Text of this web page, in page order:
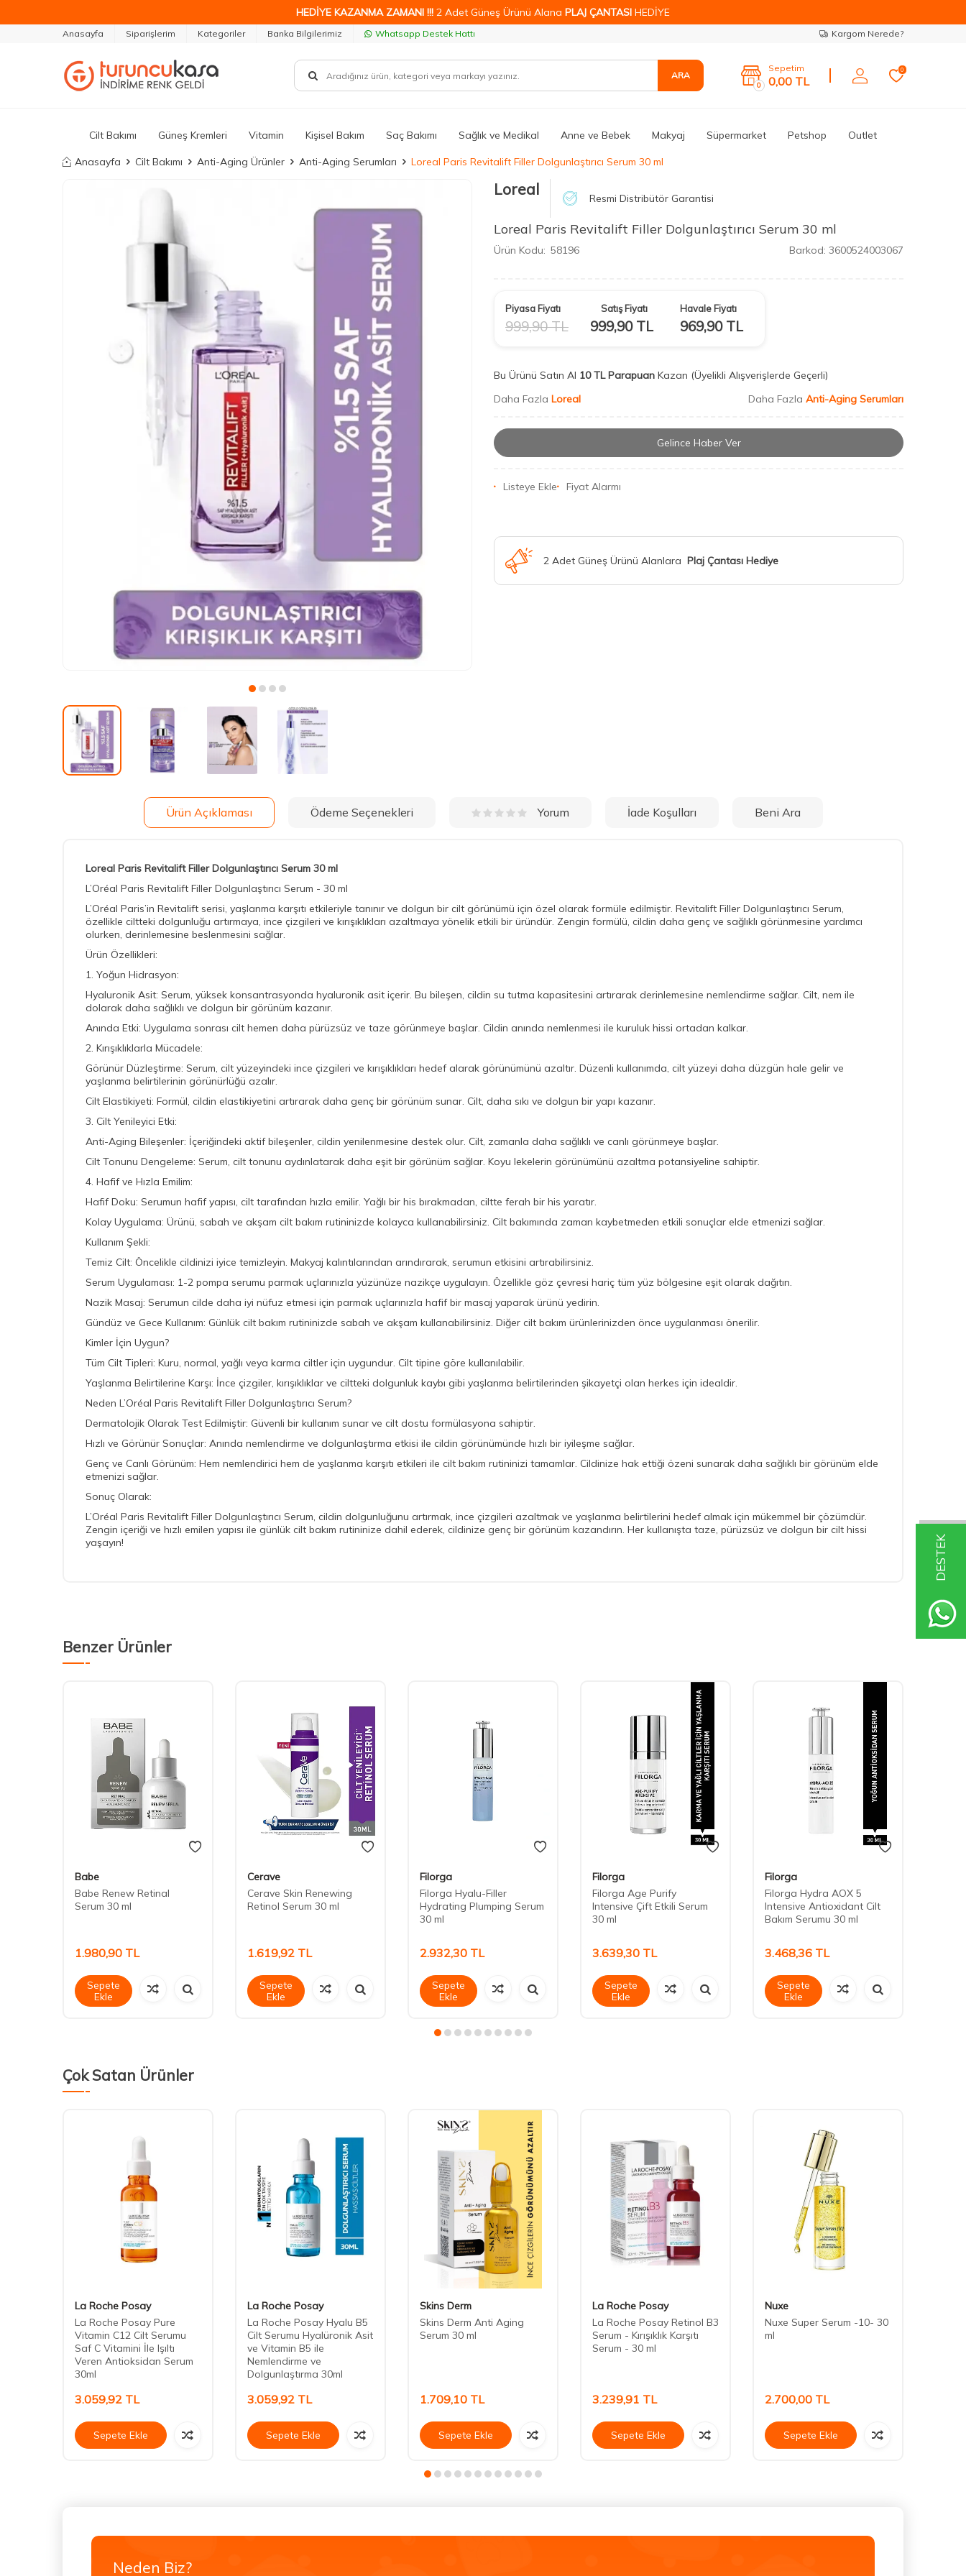
DESTEK
HEDİYE KAZANMA ZAMANI !!! 2 Adet Güneş Ürünü Alana PLAJ ÇANTASI HEDİYE
Anasayfa Siparişlerim Kategoriler Banka Bilgilerimiz Whatsapp Destek Hattı Kargom Nerede?
ARA
0
Sepetim
0,00 TL
0
Cilt Bakımı Güneş Kremleri Vitamin Kişisel Bakım Saç Bakımı Sağlık ve Medikal Anne ve Bebek Makyaj Süpermarket Petshop Outlet
Anasayfa Cilt Bakımı Anti-Aging Ürünler Anti-Aging Serumları Loreal Paris Revitalift Filler Dolgunlaştırıcı Serum 30 ml
Loreal Resmi Distribütör Garantisi
Loreal Paris Revitalift Filler Dolgunlaştırıcı Serum 30 ml
Ürün Kodu: 58196 Barkod: 3600524003067
Piyasa Fiyatı
999,90TL
Satış Fiyatı
999,90TL
Havale Fiyatı
969,90TL
Bu Ürünü Satın Al 10 TL Parapuan Kazan (Üyelikli Alışverişlerde Geçerli)
Daha Fazla Loreal Daha Fazla Anti-Aging Serumları
Gelince Haber Ver
Listeye Ekle Fiyat Alarmı
2 Adet Güneş Ürünü Alanlara Plaj Çantası Hediye
Ürün Açıklaması Ödeme Seçenekleri Yorum İade Koşulları Beni Ara
Loreal Paris Revitalift Filler Dolgunlaştırıcı Serum 30 ml
L’Oréal Paris Revitalift Filler Dolgunlaştırıcı Serum - 30 ml
L’Oréal Paris’in Revitalift serisi, yaşlanma karşıtı etkileriyle tanınır ve dolgun bir cilt görünümü için özel olarak formüle edilmiştir. Revitalift Filler Dolgunlaştırıcı Serum,
özellikle ciltteki dolgunluğu artırmaya, ince çizgileri ve kırışıklıkları azaltmaya yönelik etkili bir üründür. Zengin formülü, cildin daha genç ve sağlıklı görünmesine yardımcı
olurken, derinlemesine beslenmesini sağlar.
Ürün Özellikleri:
1. Yoğun Hidrasyon:
Hyaluronik Asit: Serum, yüksek konsantrasyonda hyaluronik asit içerir. Bu bileşen, cildin su tutma kapasitesini artırarak derinlemesine nemlendirme sağlar. Cilt, nem ile
dolarak daha sağlıklı ve dolgun bir görünüm kazanır.
Anında Etki: Uygulama sonrası cilt hemen daha pürüzsüz ve taze görünmeye başlar. Cildin anında nemlenmesi ile kuruluk hissi ortadan kalkar.
2. Kırışıklıklarla Mücadele:
Görünür Düzleştirme: Serum, cilt yüzeyindeki ince çizgileri ve kırışıklıkları hedef alarak görünümünü azaltır. Düzenli kullanımda, cilt yüzeyi daha düzgün hale gelir ve
yaşlanma belirtilerinin görünürlüğü azalır.
Cilt Elastikiyeti: Formül, cildin elastikiyetini artırarak daha genç bir görünüm sunar. Cilt, daha sıkı ve dolgun bir yapı kazanır.
3. Cilt Yenileyici Etki:
Anti-Aging Bileşenler: İçeriğindeki aktif bileşenler, cildin yenilenmesine destek olur. Cilt, zamanla daha sağlıklı ve canlı görünmeye başlar.
Cilt Tonunu Dengeleme: Serum, cilt tonunu aydınlatarak daha eşit bir görünüm sağlar. Koyu lekelerin görünümünü azaltma potansiyeline sahiptir.
4. Hafif ve Hızla Emilim:
Hafif Doku: Serumun hafif yapısı, cilt tarafından hızla emilir. Yağlı bir his bırakmadan, ciltte ferah bir his yaratır.
Kolay Uygulama: Ürünü, sabah ve akşam cilt bakım rutininizde kolayca kullanabilirsiniz. Cilt bakımında zaman kaybetmeden etkili sonuçlar elde etmenizi sağlar.
Kullanım Şekli:
Temiz Cilt: Öncelikle cildinizi iyice temizleyin. Makyaj kalıntılarından arındırarak, serumun etkisini artırabilirsiniz.
Serum Uygulaması: 1-2 pompa serumu parmak uçlarınızla yüzünüze nazikçe uygulayın. Özellikle göz çevresi hariç tüm yüz bölgesine eşit olarak dağıtın.
Nazik Masaj: Serumun cilde daha iyi nüfuz etmesi için parmak uçlarınızla hafif bir masaj yaparak ürünü yedirin.
Gündüz ve Gece Kullanım: Günlük cilt bakım rutininizde sabah ve akşam kullanabilirsiniz. Diğer cilt bakım ürünlerinizden önce uygulanması önerilir.
Kimler İçin Uygun?
Tüm Cilt Tipleri: Kuru, normal, yağlı veya karma ciltler için uygundur. Cilt tipine göre kullanılabilir.
Yaşlanma Belirtilerine Karşı: İnce çizgiler, kırışıklıklar ve ciltteki dolgunluk kaybı gibi yaşlanma belirtilerinden şikayetçi olan herkes için idealdir.
Neden L’Oréal Paris Revitalift Filler Dolgunlaştırıcı Serum?
Dermatolojik Olarak Test Edilmiştir: Güvenli bir kullanım sunar ve cilt dostu formülasyona sahiptir.
Hızlı ve Görünür Sonuçlar: Anında nemlendirme ve dolgunlaştırma etkisi ile cildin görünümünde hızlı bir iyileşme sağlar.
Genç ve Canlı Görünüm: Hem nemlendirici hem de yaşlanma karşıtı etkileri ile cilt bakım rutininizi tamamlar. Cildinize hak ettiği özeni sunarak daha sağlıklı bir görünüm elde
etmenizi sağlar.
Sonuç Olarak:
L’Oréal Paris Revitalift Filler Dolgunlaştırıcı Serum, cildin dolgunluğunu artırmak, ince çizgileri azaltmak ve yaşlanma belirtilerini hedef almak için mükemmel bir çözümdür.
Zengin içeriği ve hızlı emilen yapısı ile günlük cilt bakım rutininize dahil ederek, cildinize genç bir görünüm kazandırın. Her kullanışta taze, pürüzsüz ve dolgun bir cilt hissi
yaşayın!
Benzer Ürünler
Babe
Babe Renew Retinal
Serum 30 ml
1.980,90 TL
Sepete
Ekle
Cerave
Cerave Skin Renewing
Retinol Serum 30 ml
1.619,92 TL
Sepete
Ekle
Filorga
Filorga Hyalu-Filler
Hydrating Plumping Serum
30 ml
2.932,30 TL
Sepete
Ekle
Filorga
Filorga Age Purify
Intensive Çift Etkili Serum
30 ml
3.639,30 TL
Sepete
Ekle
Filorga
Filorga Hydra AOX 5
Intensive Antioxidant Cilt
Bakım Serumu 30 ml
3.468,36 TL
Sepete
Ekle
Çok Satan Ürünler
La Roche Posay
La Roche Posay Pure
Vitamin C12 Cilt Serumu
Saf C Vitamini İle Işıltı
Veren Antioksidan Serum
30ml
3.059,92 TL
Sepete Ekle
La Roche Posay
La Roche Posay Hyalu B5
Cilt Serumu Hyalüronik Asit
ve Vitamin B5 ile
Nemlendirme ve
Dolgunlaştırma 30ml
3.059,92 TL
Sepete Ekle
Skins Derm
Skins Derm Anti Aging
Serum 30 ml
1.709,10 TL
Sepete Ekle
La Roche Posay
La Roche Posay Retinol B3
Serum - Kırışıklık Karşıtı
Serum - 30 ml
3.239,91 TL
Sepete Ekle
Nuxe
Nuxe Super Serum -10- 30
ml
2.700,00 TL
Sepete Ekle
Neden Biz?